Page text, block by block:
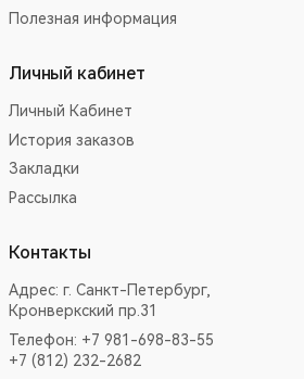
Полезная информация
Личный кабинет
Личный Кабинет
История заказов
Закладки
Рассылка
Контакты
Адрес: г. Санкт-Петербург,
Кронверкский пр.31
Телефон: +7 981-698-83-55
+7 (812) 232-2682